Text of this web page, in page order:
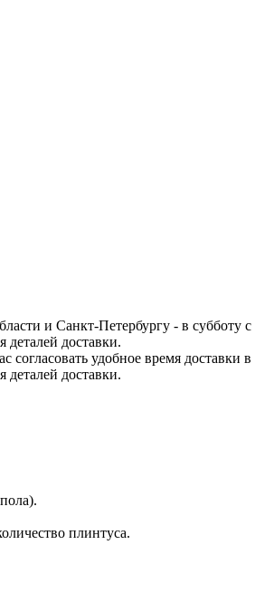
и Санкт-Петербургу - в субботу с
деталей доставки.
удобное время доставки
деталей доставки.
плинтуса.